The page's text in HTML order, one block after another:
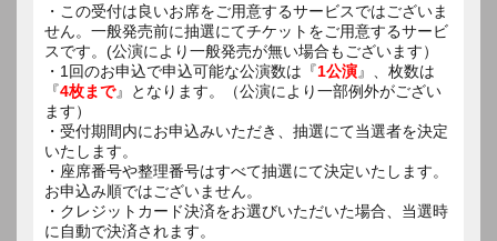
・この受付は良いお席をご用意するサービスではございま
せん。一般発売前に抽選にてチケットをご用意するサービ
スです。(公演により一般発売が無い場合もございます）
・1回のお申込で申込可能な公演数は『1公演』、枚数は
『4枚まで』となります。（公演により一部例外がござい
ます）
・受付期間内にお申込みいただき、抽選にて当選者を決定
いたします。
・座席番号や整理番号はすべて抽選にて決定いたします。
お申込み順ではございません。
・クレジットカード決済をお選びいただいた場合、当選時
に自動で決済されます。